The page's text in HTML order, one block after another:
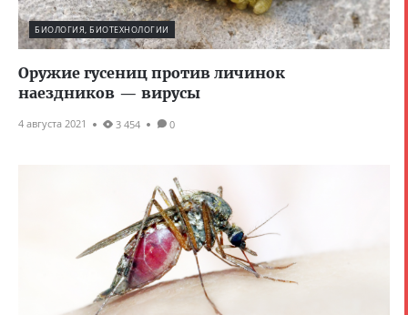
БИОЛОГИЯ, БИОТЕХНОЛОГИИ
Оружие гусениц против личинок
наездников — вирусы
4 августа 2021 3 454 0